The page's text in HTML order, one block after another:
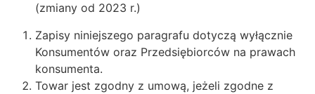
(zmiany od 2023 r.)
Zapisy niniejszego paragrafu dotyczą wyłącznie
Konsumentów oraz Przedsiębiorców na prawach
konsumenta.
Towar jest zgodny z umową, jeżeli zgodne z